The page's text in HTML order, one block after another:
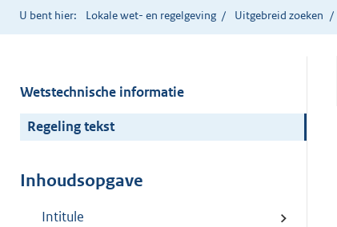
binnen
U bent hier: Lokale wet- en regelgeving Uitgebreid zoeken
Wetstechnische informatie
Regeling tekst
Inhoudsopgave
Intitule